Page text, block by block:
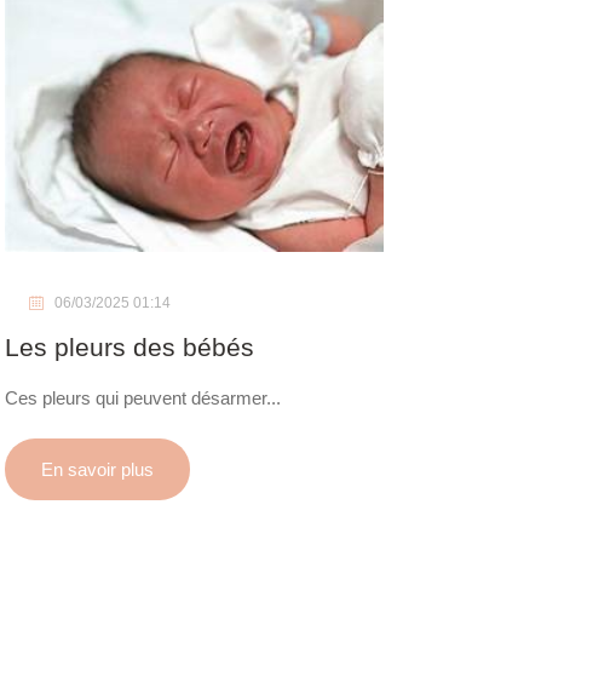
06/03/2025 01:14
Les pleurs des bébés
Ces pleurs qui peuvent désarmer...
En savoir plus